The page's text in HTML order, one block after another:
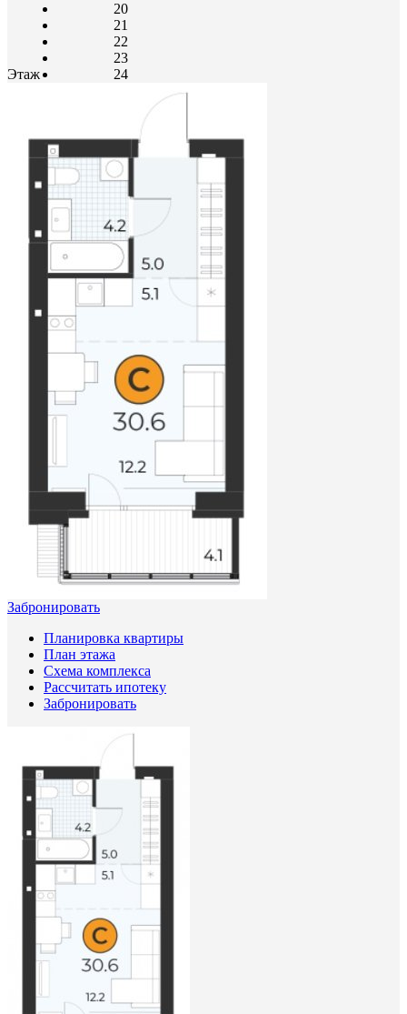
Этаж
20
21
22
23
24
Забронировать
Планировка квартиры
План этажа
Схема комплекса
Рассчитать ипотеку
Забронировать